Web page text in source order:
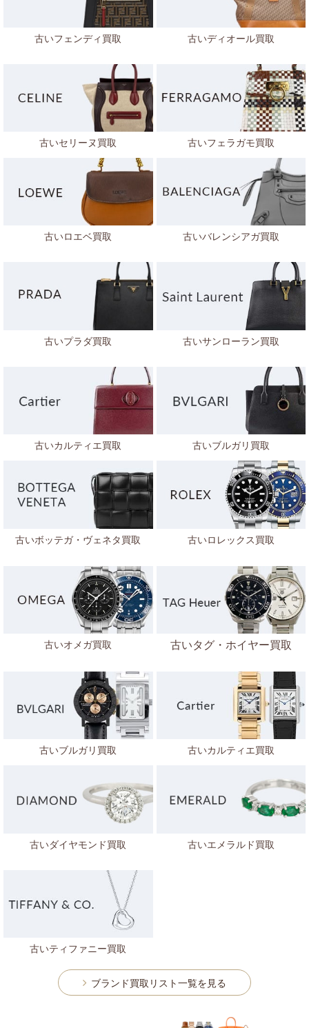
古いフェンディ買取 古いディオール買取
古いセリーヌ買取 古いフェラガモ買取
古いロエベ買取 古いバレンシアガ買取
古いプラダ買取 古いサンローラン買取
古いカルティエ買取 古いブルガリ買取
古いボッテガ・ヴェネタ買取 古いロレックス買取
古いオメガ買取 古いタグ・ホイヤー買取
古いブルガリ買取 古いカルティエ買取
古いダイヤモンド買取 古いエメラルド買取
古いティファニー買取
ブランド買取リスト一覧を見る